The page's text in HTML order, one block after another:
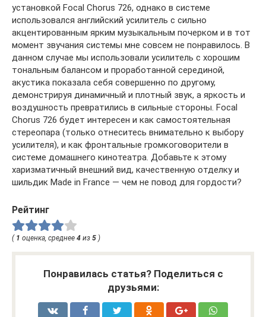
установкой Focal Chorus 726, однако в системе
использовался английский усилитель с сильно
акцентированным ярким музыкальным почерком и в тот
момент звучания системы мне совсем не понравилось. В
данном случае мы использовали усилитель с хорошим
тональным балансом и проработанной серединой,
акустика показала себя совершенно по другому,
демонстрируя динамичный и плотный звук, а яркость и
воздушность превратились в сильные стороны. Focal
Chorus 726 будет интересен и как самостоятельная
стереопара (только отнеситесь внимательно к выбору
усилителя), и как фронтальные громкоговорители в
системе домашнего кинотеатра. Добавьте к этому
харизматичный внешний вид, качественную отделку и
шильдик Made in France — чем не повод для гордости?
Рейтинг
( 1 оценка, среднее 4 из 5 )
Понравилась статья? Поделиться с
друзьями: